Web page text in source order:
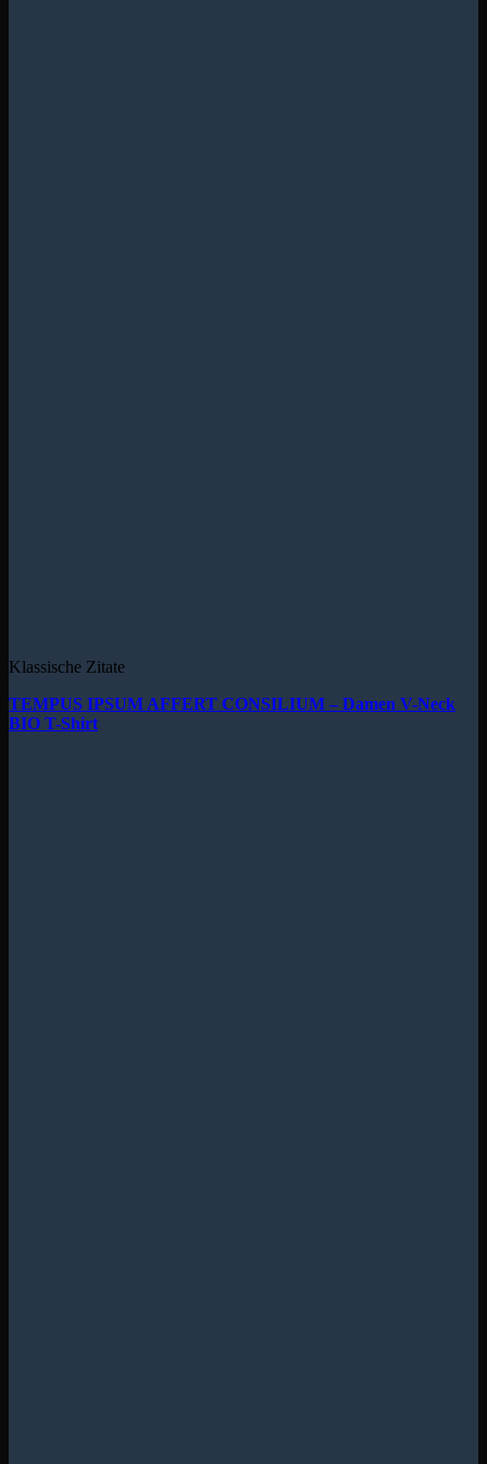
Klassische Zitate
TEMPUS IPSUM AFFERT CONSILIUM – Damen V-Neck
BIO T-Shirt